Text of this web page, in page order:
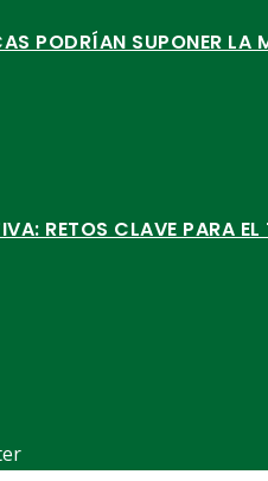
PODRÍAN SUPONER LA
RETOS CLAVE PARA